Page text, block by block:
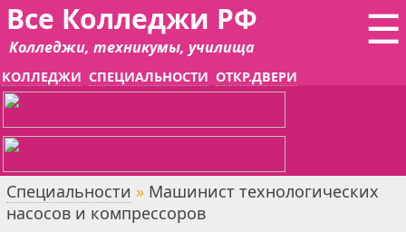
☰
Все Колледжи РФ
Колледжи, техникумы, училища
КОЛЛЕДЖИ СПЕЦИАЛЬНОСТИ ОТКР.ДВЕРИ
Специальности » Машинист технологических
насосов и компрессоров